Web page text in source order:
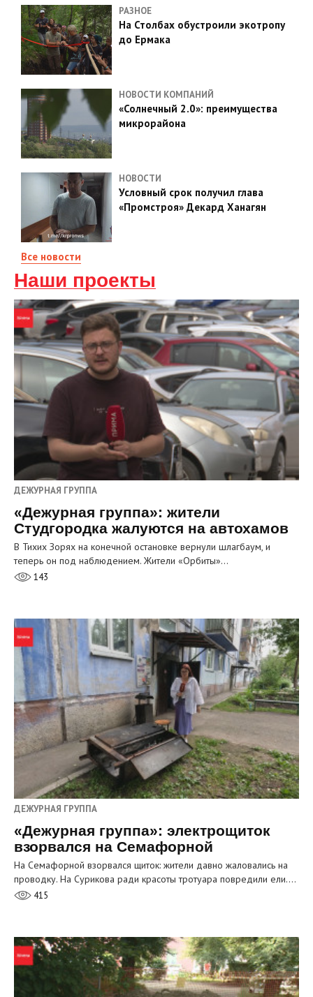
РАЗНОЕ
На Столбах обустроили экотропу
до Ермака
НОВОСТИ КОМПАНИЙ
«Солнечный 2.0»: преимущества
микрорайона
НОВОСТИ
Условный срок получил глава
«Промстроя» Декард Ханагян
Все новости
Наши проекты
ДЕЖУРНАЯ ГРУППА
«Дежурная группа»: жители
Студгородка жалуются на автохамов
В Тихих Зорях на конечной остановке вернули шлагбаум, и
теперь он под наблюдением. Жители «Орбиты»…
143
ДЕЖУРНАЯ ГРУППА
«Дежурная группа»: электрощиток
взорвался на Семафорной
На Семафорной взорвался щиток: жители давно жаловались на
проводку. На Сурикова ради красоты тротуара повредили ели.…
415